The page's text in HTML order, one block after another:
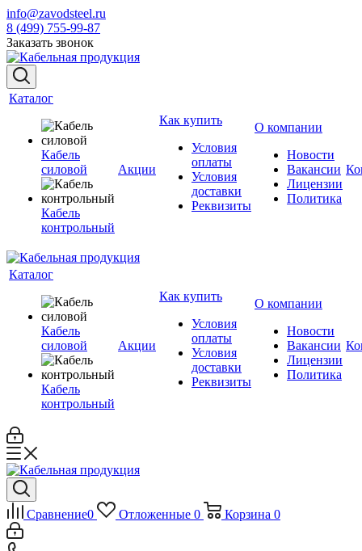
info@zavodsteel.ru
8 (499) 755-99-87
Заказать звонок
Каталог
Кабель
силовой
Кабель
контрольный
Акции
Как купить
Условия
оплаты
Условия
доставки
Реквизиты
О компании
Новости
Вакансии
Лицензии
Политика
Каталог
Кабель
силовой
Кабель
контрольный
Акции
Как купить
Условия
оплаты
Условия
доставки
Реквизиты
О компании
Новости
Вакансии
Лицензии
Политика
Сравнение0 Отложенные 0 Корзина 0